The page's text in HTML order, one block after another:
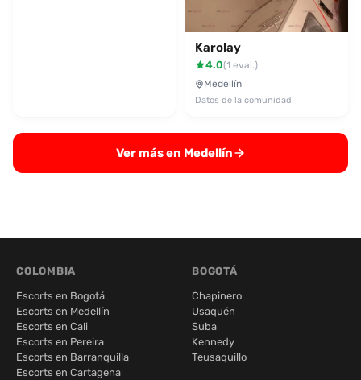
Karolay
4.0(1 eval.)
Medellín
Datos de la comunidad
Ver más en Medellín
COLOMBIA
Escorts en Bogotá
Escorts en Medellín
Escorts en Cali
Escorts en Pereira
Escorts en Barranquilla
Escorts en Cartagena
BOGOTÁ
Chapinero
Usaquén
Suba
Kennedy
Teusaquillo